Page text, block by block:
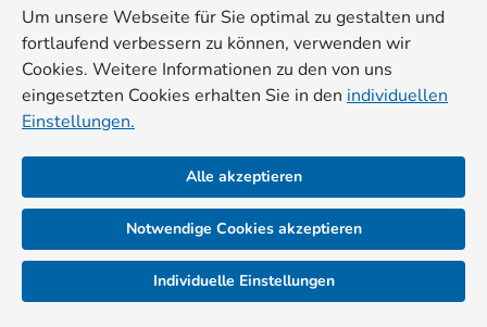
Um unsere Webseite für Sie optimal zu gestalten und
fortlaufend verbessern zu können, verwenden wir
Cookies. Weitere Informationen zu den von uns
eingesetzten Cookies erhalten Sie in den individuellen
Einstellungen.
Alle akzeptieren
Notwendige Cookies akzeptieren
Individuelle Einstellungen